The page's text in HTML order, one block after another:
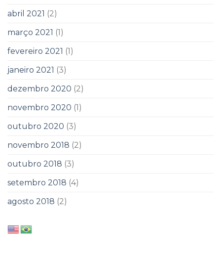
abril 2021 (2)
março 2021 (1)
fevereiro 2021 (1)
janeiro 2021 (3)
dezembro 2020 (2)
novembro 2020 (1)
outubro 2020 (3)
novembro 2018 (2)
outubro 2018 (3)
setembro 2018 (4)
agosto 2018 (2)